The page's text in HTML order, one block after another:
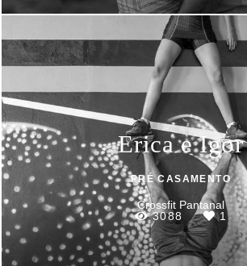
Erica e Igor
PRÉ CASAMENTO
Crossfit Pantanal
3088
1